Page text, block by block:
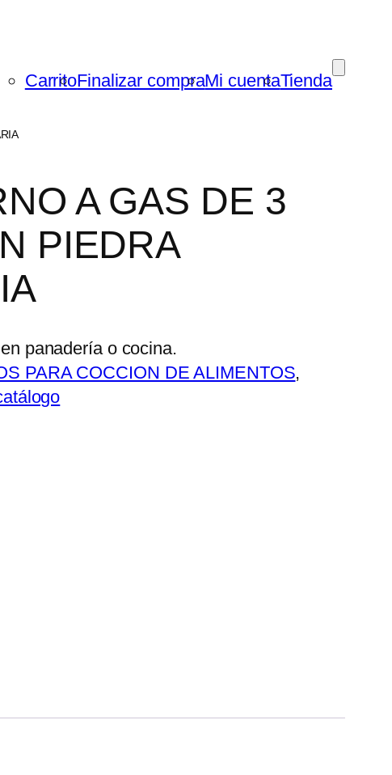
CarritoFinalizar compraMi cuentaTienda
A GAS DE 3
PIEDRA
panadería o cocina.
PARA COCCION DE ALIMENTOS